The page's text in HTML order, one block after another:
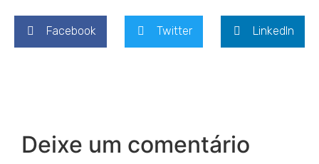
Facebook Twitter LinkedIn
Deixe um comentário